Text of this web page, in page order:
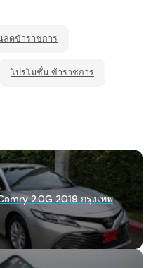
ลดข้าราชการ
โปรโมชั่น ข้าราชการ
2.0G 2019 กรุงเทพ